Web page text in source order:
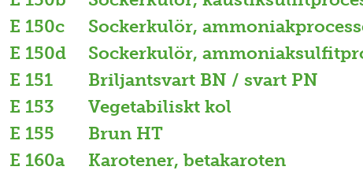
E 150c Sockerkulör,
E 150d Sockerkulör,
E 151 Briljantsvart BN / svart PN
E 153 Vegetabiliskt kol
E 155 Brun HT
E 160a Karotener, betakaroten